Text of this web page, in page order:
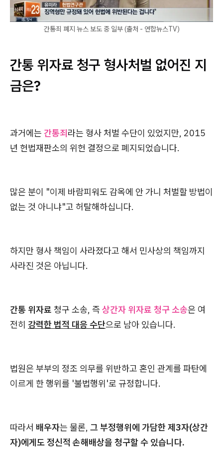
간통죄 폐지 뉴스 보도 중 일부 (출처 - 연합뉴스TV)
간통 위자료 청구 형사처벌 없어진 지
금은?
과거에는 간통죄라는 형사 처벌 수단이 있었지만, 2015
년 헌법재판소의 위헌 결정으로 폐지되었습니다.
많은 분이 "이제 바람피워도 감옥에 안 가니 처벌할 방법이
없는 것 아니냐"고 허탈해하십니다.
하지만 형사 책임이 사라졌다고 해서 민사상의 책임까지
사라진 것은 아닙니다.
간통 위자료 청구 소송, 즉 상간자 위자료 청구 소송은 여
전히 강력한 법적 대응 수단으로 남아 있습니다.
법원은 부부의 정조 의무를 위반하고 혼인 관계를 파탄에
이르게 한 행위를 '불법행위'로 규정합니다.
따라서 배우자는 물론, 그 부정행위에 가담한 제3자(상간
자)에게도 정신적 손해배상을 청구할 수 있습니다.